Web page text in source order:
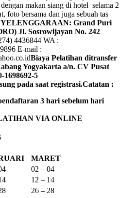
makan siang di hotel selama 2
foto bersama dan juga sebuah tas
Grand Puri
Jl. Sosrowijayan No. 242
4436844 WA :
E-mail :
Biaya Pelatihan ditransfer
Yogyakarta a/n. CV Pusat
1698692-5
pada saat registrasi.Catatan :
3 hari sebelum hari
VIA ONLINE
MARET
02 – 04
12 – 14
26 – 28